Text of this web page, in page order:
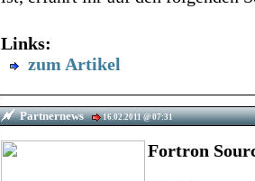
Links:
zum Artikel
Partnernews 16.02.2011 @ 07:31
Fortron